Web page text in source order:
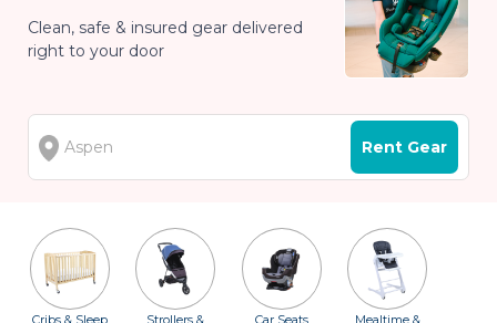
Clean, safe & insured gear delivered
right to your door
Rent Gear
Cribs & Sleep
Strollers &
Car Seats
Mealtime &